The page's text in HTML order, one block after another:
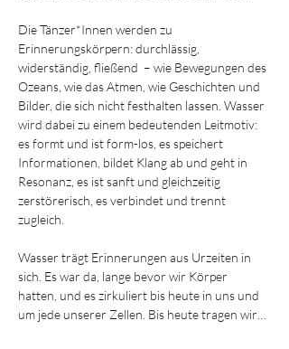
Die Tänzer*Innen werden zu
Erinnerungskörpern: durchlässig,
widerständig, fließend  – wie Bewegungen des
Ozeans, wie das Atmen, wie Geschichten und
Bilder, die sich nicht festhalten lassen. Wasser
wird dabei zu einem bedeutenden Leitmotiv:
es formt und ist form-los, es speichert
Informationen, bildet Klang ab und geht in
Resonanz, es ist sanft und gleichzeitig
zerstörerisch, es verbindet und trennt
zugleich.
Wasser trägt Erinnerungen aus Urzeiten in
sich. Es war da, lange bevor wir Körper
hatten, und es zirkuliert bis heute in uns und
um jede unserer Zellen. Bis heute tragen wir…